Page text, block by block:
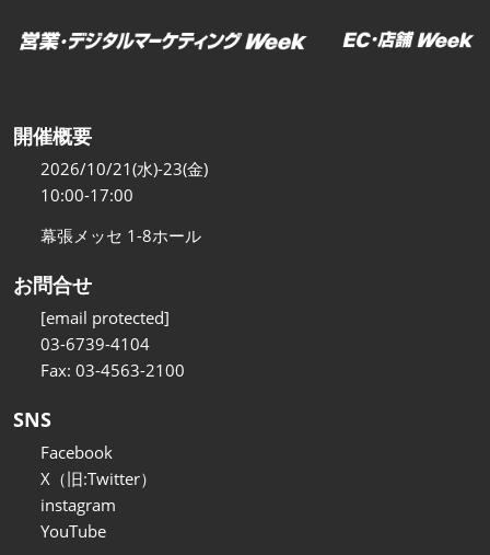
開催概要
2026/10/21(水)-23(金)
10:00-17:00
幕張メッセ 1-8ホール
お問合せ
[email protected]
03-6739-4104
Fax: 03-4563-2100
SNS
Facebook
X（旧:Twitter）
instagram
YouTube